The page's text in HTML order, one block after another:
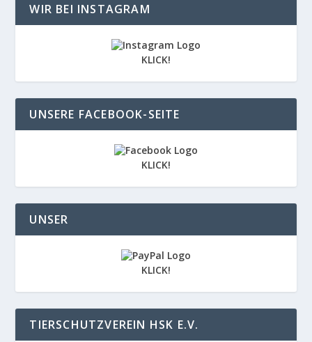
WIR BEI INSTAGRAM
KLICK!
UNSERE FACEBOOK-SEITE
KLICK!
UNSER
KLICK!
TIERSCHUTZVEREIN HSK E.V.